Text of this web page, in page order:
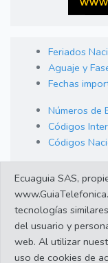
Feriados
Aguaje y
Fechas
Números de
Códigos
Códigos
Cambio de
Enlaces de
©2023
Ecuaguia SAS,
tecnologías
del usuario y
web. Al utilizar
uso de cookies de